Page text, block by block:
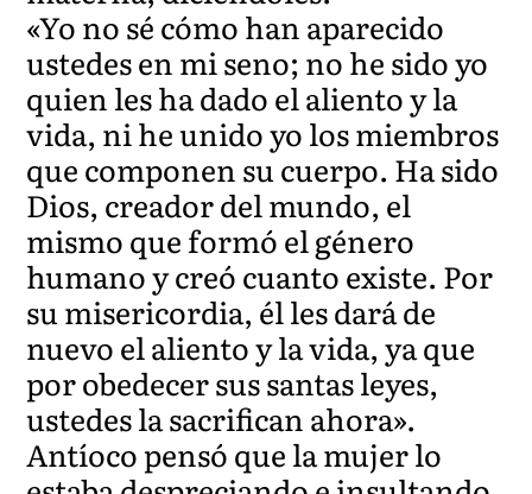
«Yo no sé cómo han aparecido
ustedes en mi seno; no he sido yo
quien les ha dado el aliento y la
vida, ni he unido yo los miembros
que componen su cuerpo. Ha sido
Dios, creador del mundo, el
mismo que formó el género
humano y creó cuanto existe. Por
su misericordia, él les dará de
nuevo el aliento y la vida, ya que
por obedecer sus santas leyes,
ustedes la sacrifican ahora».
Antíoco pensó que la mujer lo